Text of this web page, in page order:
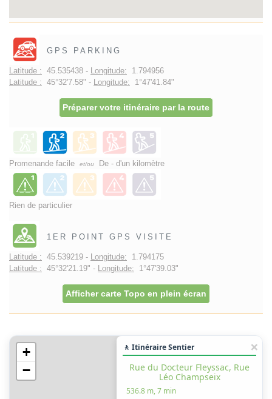
GPS PARKING
Latitude : 45.535438 - Longitude: 1.794956
Latitude : 45°32'7.58" - Longitude: 1°47'41.84"
Préparer votre itinéraire par la route
Promenande facile et/ou De - d'un kilomètre
Rien de particulier
1ER POINT GPS VISITE
Latitude : 45.539219 - Longitude: 1.794175
Latitude : 45°32'21.19" - Longitude: 1°47'39.03"
Afficher carte Topo en plein écran
+
−
🚶 Itinéraire Sentier
Rue du Docteur Fleyssac, Rue
Léo Champseix
536.8 m, 7 min